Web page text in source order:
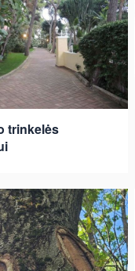
trinkelės